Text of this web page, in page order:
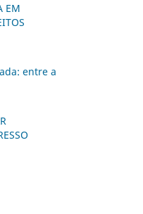
EM
entre a